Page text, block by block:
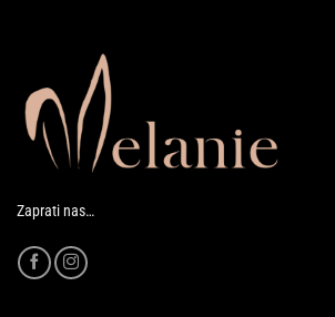
Zaprati nas…